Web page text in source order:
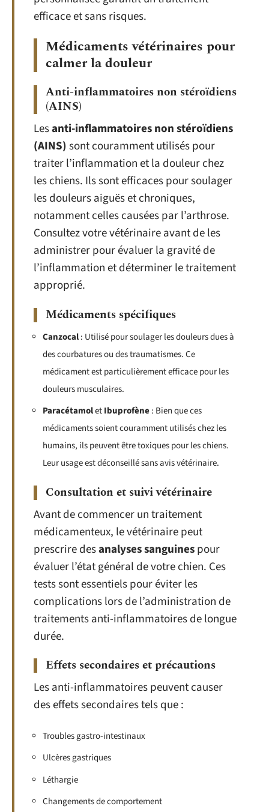
efficace et sans risques.
Médicaments vétérinaires pour
calmer la douleur
Anti-inflammatoires non stéroïdiens
(AINS)
Lesanti-inflammatoires non stéroïdiens
(AINS)sont couramment utilisés pour
traiter l’inflammation et la douleur chez
les chiens. Ils sont efficaces pour soulager
les douleurs aiguës et chroniques,
notamment celles causées par l’arthrose.
Consultez votre vétérinaire avant de les
administrer pour évaluer la gravité de
l’inflammation et déterminer le traitement
approprié.
Médicaments spécifiques
Canzocal: Utilisé pour soulager les douleurs dues à
des courbatures ou des traumatismes. Ce
médicament est particulièrement efficace pour les
douleurs musculaires.
ParacétamoletIbuprofène: Bien que ces
médicaments soient couramment utilisés chez les
humains, ils peuvent être toxiques pour les chiens.
Leur usage est déconseillé sans avis vétérinaire.
Consultation et suivi vétérinaire
Avant de commencer un traitement
médicamenteux, le vétérinaire peut
prescrire desanalyses sanguinespour
évaluer l’état général de votre chien. Ces
tests sont essentiels pour éviter les
complications lors de l’administration de
traitements anti-inflammatoires de longue
durée.
Effets secondaires et précautions
Les anti-inflammatoires peuvent causer
des effets secondaires tels que :
Troubles gastro-intestinaux
Ulcères gastriques
Léthargie
Changements de comportement